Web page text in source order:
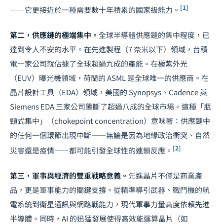
——它更接近於一種需要數十年積累的國家級能力。 [1]
第二，供應鏈的極端集中。 全球半導體供應鏈的集中程度，已
達到令人不安的水平。在先進製程（7 奈米以下）領域，台積
電一家公司就佔據了全球超過九成的產能。在極紫外光
（EUV）曝光機領域，荷蘭的 ASML 是全球唯一的供應商。在
晶片設計工具（EDA）領域，美國的 Synopsys、Cadence 與
Siemens EDA 三家公司壟斷了超過八成的全球市場。這種「瓶
頸式集中」（chokepoint concentration）意味著：供應鏈中
的任何一個環節出現中斷——無論是因為地緣政治衝突、自然
災害還是疫情——都可能引發全球性的連鎖反應。 [2]
第三，軍事與經濟的雙重戰略意義。 先進晶片不僅是商業產
品，更是軍事能力的關鍵支撐。從精準導引武器、戰鬥機的航
電系統到衛星通訊與網路戰能力，現代軍事力量高度依賴先進
半導體。同時，AI 的迅猛發展使得高效能運算晶片（如